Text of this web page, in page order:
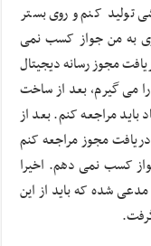
تولید کنم و روی بستر
به من جواز کسب نمی
مجوز رسانه دیجیتال
می گیرم، بعد از ساخت
باید مراجعه کنم. بعد از
مجوز مراجعه کنم
کسب نمی دهم. اخیرا
شده که باید از این